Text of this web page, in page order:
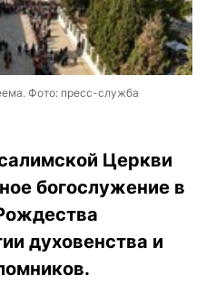
Фото: пресс-служба
Церкви
богослужение в
духовенства и